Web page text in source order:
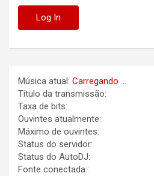
Música atual: Carregando ...
Título da transmissão:
Taxa de bits:
Ouvintes atualmente:
Máximo de ouvintes:
Status do servidor:
Status do AutoDJ:
Fonte conectada.: